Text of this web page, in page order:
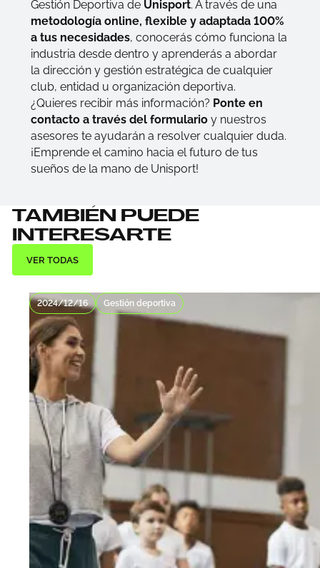
Gestión Deportiva de Unisport. A través de una
metodología online, flexible y adaptada 100%
a tus necesidades, conocerás cómo funciona la
industria desde dentro y aprenderás a abordar
la dirección y gestión estratégica de cualquier
club, entidad u organización deportiva.
¿Quieres recibir más información? Ponte en
contacto a través del formulario y nuestros
asesores te ayudarán a resolver cualquier duda.
¡Emprende el camino hacia el futuro de tus
sueños de la mano de Unisport!
TAMBIÉN PUEDE
INTERESARTE
VER TODAS
2024/12/16 Gestión deportiva